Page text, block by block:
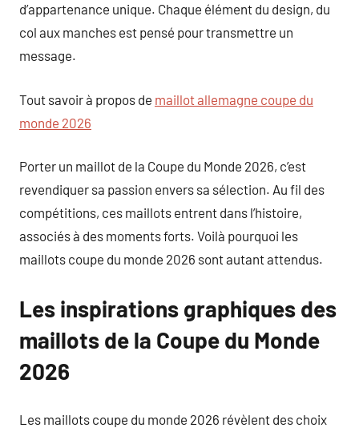
d’appartenance unique. Chaque élément du design, du
col aux manches est pensé pour transmettre un
message.
Tout savoir à propos de maillot allemagne coupe du
monde 2026
Porter un maillot de la Coupe du Monde 2026, c’est
revendiquer sa passion envers sa sélection. Au fil des
compétitions, ces maillots entrent dans l’histoire,
associés à des moments forts. Voilà pourquoi les
maillots coupe du monde 2026 sont autant attendus.
Les inspirations graphiques des
maillots de la Coupe du Monde
2026
Les maillots coupe du monde 2026 révèlent des choix